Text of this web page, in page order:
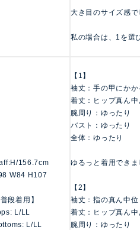
大き目のサイズ感で
私の場合は、1を選
156.7cm
W84 H107
普段着用】
L/LL
L/LL
【1】
袖丈：手の甲にかか
着丈：ヒップ真ん中
腕周り：ゆったり
バスト：ゆったり
全体：ゆったり
ゆるっと着用できま
【2】
袖丈：指の真ん中位
着丈：ヒップ真ん中
腕周り：ゆったり